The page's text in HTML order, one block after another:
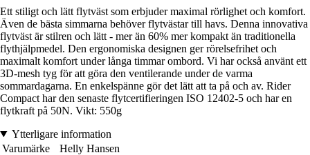
Ett stiligt och lätt flytväst som erbjuder maximal rörlighet och komfort.
Även de bästa simmarna behöver flytvästar till havs. Denna innovativa
flytväst är stilren och lätt - mer än 60% mer kompakt än traditionella
flythjälpmedel. Den ergonomiska designen ger rörelsefrihet och
maximalt komfort under långa timmar ombord. Vi har också använt ett
3D-mesh tyg för att göra den ventilerande under de varma
sommardagarna. En enkelspänne gör det lätt att ta på och av. Rider
Compact har den senaste flytcertifieringen ISO 12402-5 och har en
flytkraft på 50N. Vikt: 550g
Ytterligare information
Varumärke
Helly Hansen